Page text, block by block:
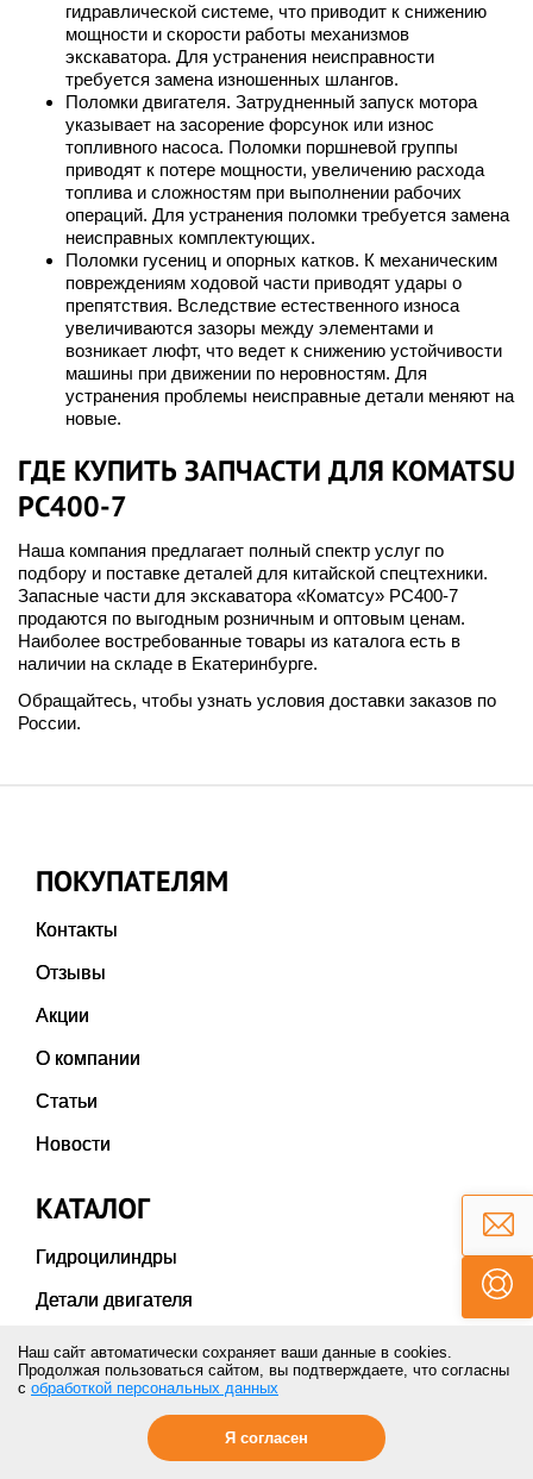
гидравлической системе, что приводит к снижению
мощности и скорости работы механизмов
экскаватора. Для устранения неисправности
требуется замена изношенных шлангов.
Поломки двигателя. Затрудненный запуск мотора
указывает на засорение форсунок или износ
топливного насоса. Поломки поршневой группы
приводят к потере мощности, увеличению расхода
топлива и сложностям при выполнении рабочих
операций. Для устранения поломки требуется замена
неисправных комплектующих.
Поломки гусениц и опорных катков. К механическим
повреждениям ходовой части приводят удары о
препятствия. Вследствие естественного износа
увеличиваются зазоры между элементами и
возникает люфт, что ведет к снижению устойчивости
машины при движении по неровностям. Для
устранения проблемы неисправные детали меняют на
новые.
ГДЕ КУПИТЬ ЗАПЧАСТИ ДЛЯ KOMATSU
PC400-7
Наша компания предлагает полный спектр услуг по
подбору и поставке деталей для китайской спецтехники.
Запасные части для экскаватора «Коматсу» PC400-7
продаются по выгодным розничным и оптовым ценам.
Наиболее востребованные товары из каталога есть в
наличии на складе в Екатеринбурге.
Обращайтесь, чтобы узнать условия доставки заказов по
России.
ПОКУПАТЕЛЯМ
Контакты
Отзывы
Акции
О компании
Статьи
Новости
КАТАЛОГ
Гидроцилиндры
Детали двигателя
Двигатели в сборе
Карданы и крестовины
Коронки ножи бокорезы
Наш сайт автоматически сохраняет ваши данные в cookies.
Продолжая пользоваться сайтом, вы подтверждаете, что согласны
с обработкой персональных данных
Я согласен